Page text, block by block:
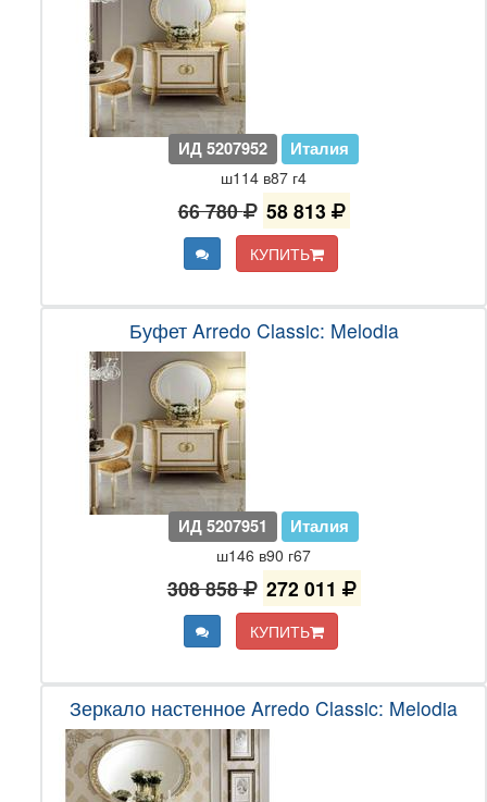
ИД 5207952 Италия
ш114 в87 г4
66 780 58 813
КУПИТЬ
Буфет Arredo Classic: Melodia
ИД 5207951 Италия
ш146 в90 г67
308 858 272 011
КУПИТЬ
Зеркало настенное Arredo Classic: Melodia